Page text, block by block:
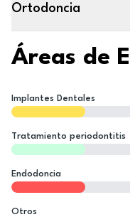
Ortodoncia
Áreas de
Implantes Dentales
Tratamiento periodontitis
Endodoncia
Otros